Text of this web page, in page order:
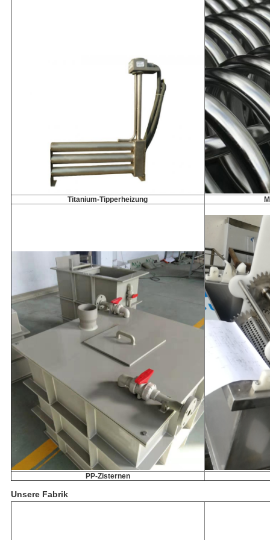
Titanium-Tipperheizung
PP-Zisternen
Unsere Fabrik